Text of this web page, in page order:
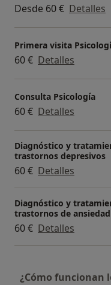
Desde 60 € Detalles
Primera visita
60 € Detalles
Consulta Psicología
60 € Detalles
Diagnóstico y
trastornos depresivos
60 € Detalles
Diagnóstico y
trastornos de ansiedad
60 € Detalles
¿Cómo funcionan